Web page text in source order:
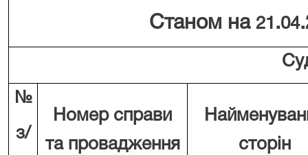
Станом на 21 .04
№
з/
Номер справи
та провадження
сторін